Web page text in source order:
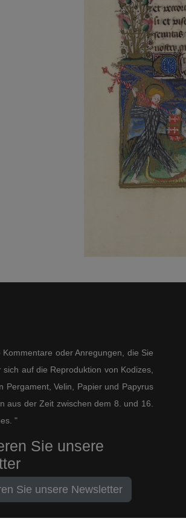
oder Anregungen, die Sie
auf die Reproduktion von Kodizes,
Pergament, Velin, Papier und Papyrus
aus der Zeit zwischen dem 8. und 16.
"
Sie unsere
Sie unsere Newsletter